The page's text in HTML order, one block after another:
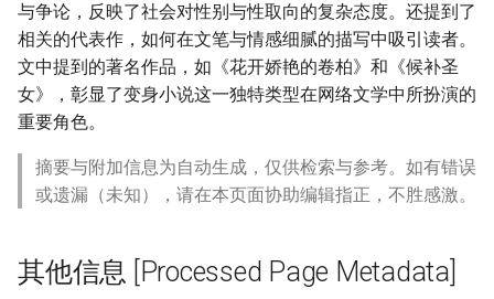
与争论，反映了社会对性别与性取向的复杂态度。还提到了
相关的代表作，如何在文笔与情感细腻的描写中吸引读者。
文中提到的著名作品，如《花开娇艳的卷柏》和《候补圣
女》，彰显了变身小说这一独特类型在网络文学中所扮演的
重要角色。
摘要与附加信息为自动生成，仅供检索与参考。如有错误
或遗漏（未知），请在本页面协助编辑指正，不胜感激。
其他信息 [Processed Page Metadata]